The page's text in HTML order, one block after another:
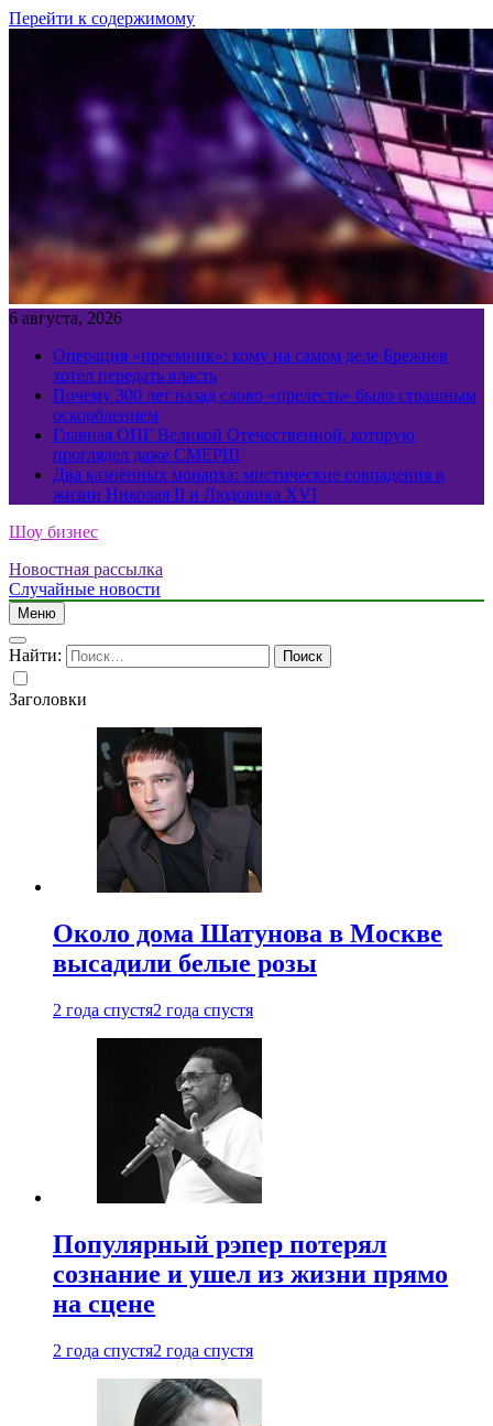
Перейти к содержимому
6 августа, 2026
Операция «преемник»: кому на самом деле Брежнев
хотел передать власть
Почему 300 лет назад слово «прелесть» было страшным
оскорблением
Главная ОПГ Великой Отечественной, которую
проглядел даже СМЕРШ
Два казнённых монарха: мистические совпадения в
жизни Николая II и Людовика XVI
Шоу бизнес
Новостная рассылка
Случайные новости
Меню
Найти:
Заголовки
Около дома Шатунова в Москве
высадили белые розы
2 года спустя2 года спустя
Популярный рэпер потерял
сознание и ушел из жизни прямо
на сцене
2 года спустя2 года спустя